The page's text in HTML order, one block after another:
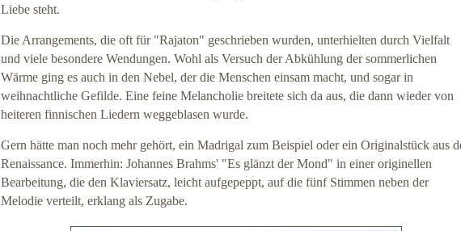
Liebe steht.
Die Arrangements, die oft für "Rajaton" geschrieben wurden, unterhielten durch Vielfalt
und viele besondere Wendungen. Wohl als Versuch der Abkühlung der sommerlichen
Wärme ging es auch in den Nebel, der die Menschen einsam macht, und sogar in
weihnachtliche Gefilde. Eine feine Melancholie breitete sich da aus, die dann wieder von
heiteren finnischen Liedern weggeblasen wurde.
Gern hätte man noch mehr gehört, ein Madrigal zum Beispiel oder ein Originalstück aus
Renaissance. Immerhin: Johannes Brahms' "Es glänzt der Mond" in einer originellen
Bearbeitung, die den Klaviersatz, leicht aufgepeppt, auf die fünf Stimmen neben der
Melodie verteilt, erklang als Zugabe.